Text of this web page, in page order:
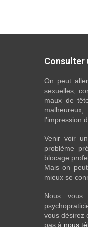
Consulter
On peut
sexuelles,
maux de
l’impression
Venir voir
problème
blocage
Mais on
mieux se
Nous
vous désirez
pas à nous